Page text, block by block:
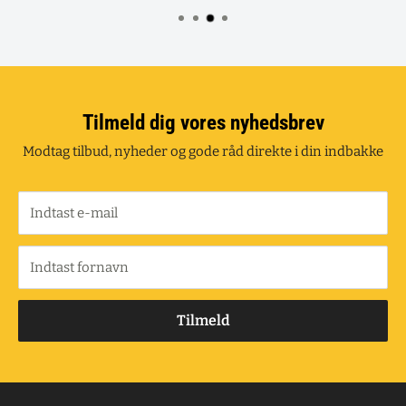
Tilmeld dig vores nyhedsbrev
Modtag tilbud, nyheder og gode råd direkte i din indbakke
Indtast e-mail
Indtast fornavn
Tilmeld